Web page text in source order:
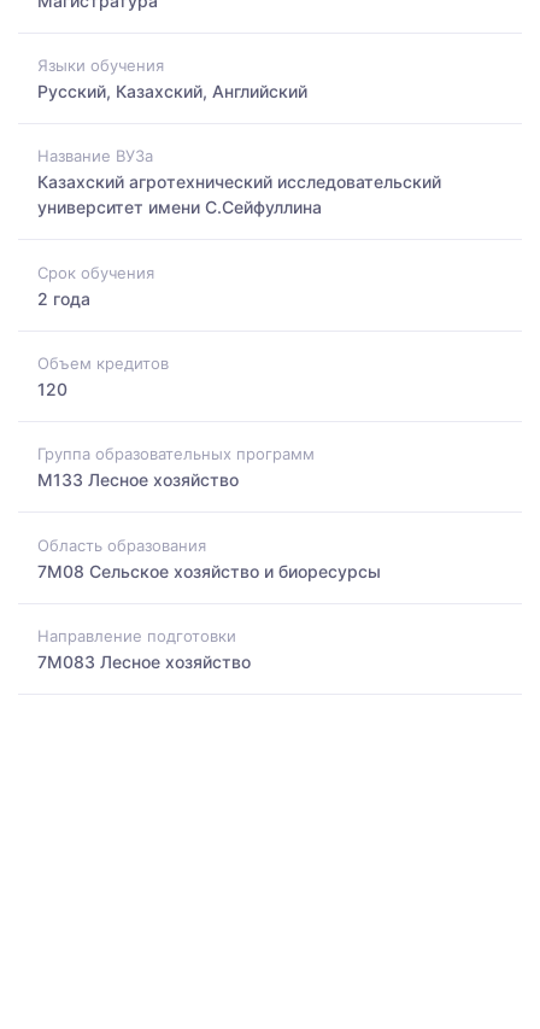
Языки обучения
Русский, Казахский, Английский
Название ВУЗа
Казахский агротехнический исследовательский
университет имени С.Сейфуллина
Срок обучения
2 года
Объем кредитов
120
Группа образовательных программ
M133 Лесное хозяйство
Область образования
7M08 Сельское хозяйство и биоресурсы
Направление подготовки
7M083 Лесное хозяйство